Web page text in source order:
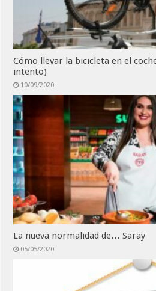
Cómo llevar la bicicleta en el
intento)
10/09/2020
La nueva normalidad de… Saray
05/05/2020